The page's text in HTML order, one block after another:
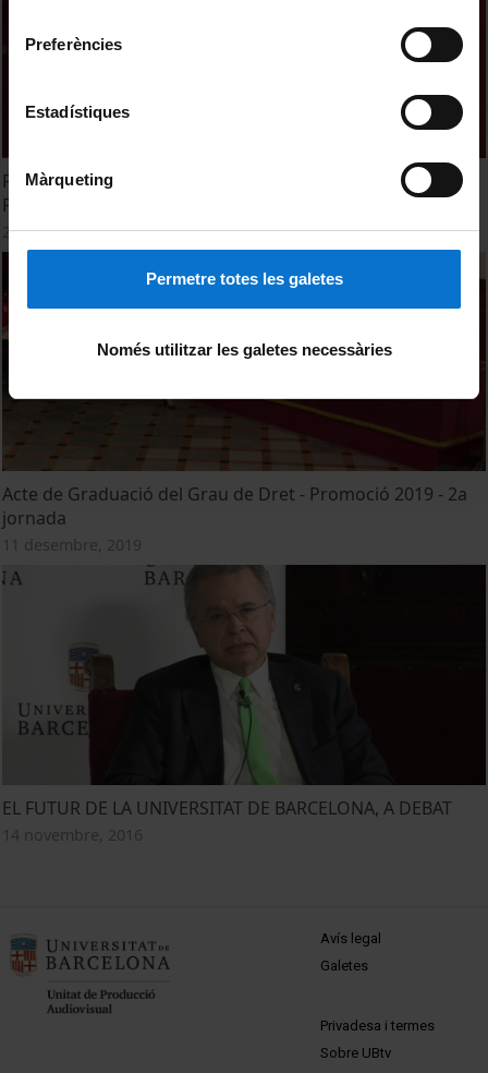
Preferències
Estadístiques
Màrqueting
Permetre totes les galetes
Només utilitzar les galetes necessàries
Facultat de Dret. Acte de Graduació. Grau en Dret.
Promoció 2016-2020. Sessió 13 de desembre de 2021
26 octubre, 2021
Acte de Graduació del Grau de Dret - Promoció 2019 - 2a
jornada
11 desembre, 2019
EL FUTUR DE LA UNIVERSITAT DE BARCELONA, A DEBAT
14 novembre, 2016
MENÚ PEU 1
Avís legal
Galetes
PEU 2
Privadesa i termes
Sobre UBtv